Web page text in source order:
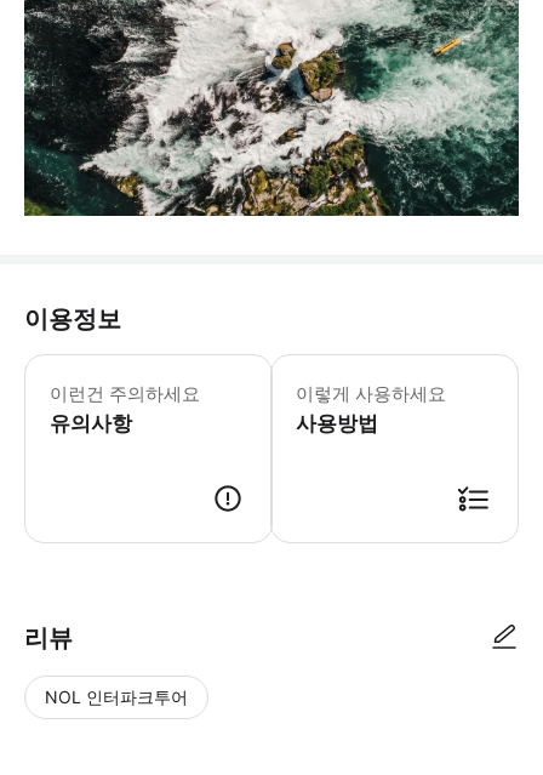
이용정보
이런건 주의하세요
유의사항
라인 폭포에서 독일을 거쳐 취리히로
이렇게 사용하세요
사용방법
리뷰
NOL 인터파크투어